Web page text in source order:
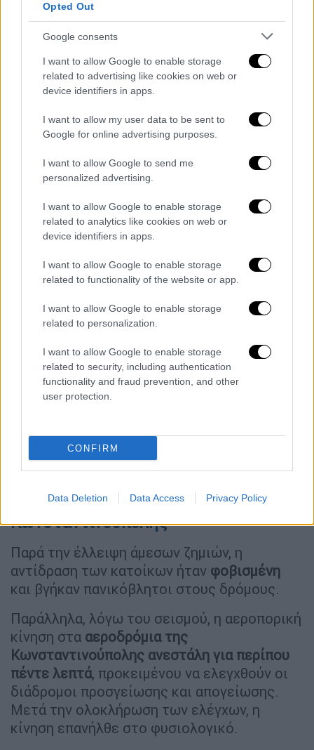
Opted Out
Google consents
I want to allow Google to enable storage
related to advertising like cookies on web or
device identifiers in apps.
I want to allow my user data to be sent to
Google for online advertising purposes.
I want to allow Google to send me
personalized advertising.
I want to allow Google to enable storage
related to analytics like cookies on web or
device identifiers in apps.
I want to allow Google to enable storage
related to functionality of the website or app.
I want to allow Google to enable storage
related to personalization.
I want to allow Google to enable storage
related to security, including authentication
functionality and fraud prevention, and other
user protection.
CONFIRM
Data Deletion Data Access Privacy Policy
προκαλέσει μεγάλο σεισμό.Δεν επηρεάζει
ούτε προκαλεί άλλα ρήγματα
νομάρχης Κωνσταντινούπολης με τη σειρά
του επιβεβαίωσε πως «
Κωνσταντινούπολη. Οι ομάδες μας έχουν
ξεκινήσει έρευνες σε όλη την πόλη. Ζητάμε
από τους πολίτες μας να μην πλησιάζουν
κατασκευές που πιστεύεται ότι έχουν
υποστεί ζημιές και να ακολουθούν τις
δηλώσεις των αρμόδιων αρχών».
Διευκρίνισε ωστόσο ότι 17 άνθρωποι
έπαθαν κρίσεις πανικού, αλλά καμία ορατή
καταστροφή εδώ και 1,5 ώρα.
Tüm Marmara'da hissedilen
Marmaraereğilisi açıklarındaki
deprem Tekirdağ'da da şiddetli
hissedildi
Bölgeden ilk görüntüler
— Halk TV (@halktvcomtr)
2025
Πανικός στους δρόμους της
Κωνσταντινούπολης
Παρά την έλλειψη άμεσων ζημιών, η
αντίδραση των κατοίκων ήταν φοβισμένη
και βγήκαν πανικόβλητοι στους δρόμους.
Παράλληλα, λόγω του σεισμού, η αεροπορική
κίνηση στα αεροδρόμια της
Κωνσταντινούπολης ανεστάλη για περίπου
πέντε λεπτά, προκειμένου να ελεγχθούν οι
διάδρομοι προσγείωσης και απογείωσης.
Μετά την ολοκλήρωση των ελέγχων, η
κίνηση επανήλθε στο φυσιολογικό.